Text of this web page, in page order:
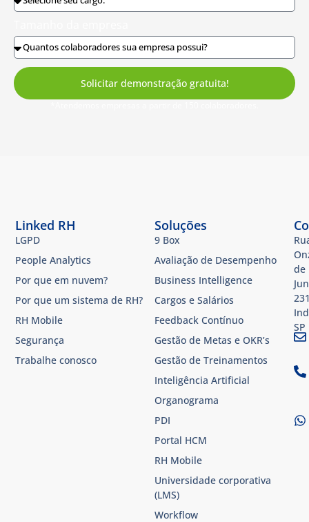
Solicitar demonstração gratuita!
Soluções
9 Box
Avaliação de Desempenho
Business Intelligence
Cargos e Salários
Feedback Contínuo
Gestão de Metas e OKR’s
Gestão de Treinamentos
Inteligência Artificial
Organograma
PDI
Portal HCM
RH Mobile
Universidade corporativa
(LMS)
Workflow
Linked RH
LGPD
People Analytics
Por que em nuvem?
Por que um sistema de RH?
RH Mobile
Segurança
Trabalhe conosco
de
SP​